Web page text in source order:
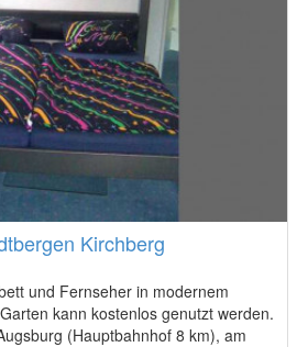
Kirchberg
und Fernseher in modernem
kann kostenlos genutzt werden.
(Hauptbahnhof 8 km), am